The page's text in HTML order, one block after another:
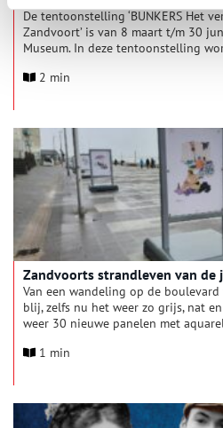
De tentoonstelling ‘BUNKERS Het
Zandvoort’ is van 8 maart t/m 30
Museum. In deze tentoonstelling
Zandvoort tijdens de Tweede
de bunkers vormen de basis van de
tentoonstelling begint in het heden.
elke ruimte wordt het verborgen
onthuld.
2 min
Zandvoorts strandleven van de
Van een wandeling op de
blij, zelfs nu het weer zo grijs, nat
weer 30 nieuwe panelen met
gemaakt door de illustrator Herman
op de Boulevard de Favauge te zien
1 min